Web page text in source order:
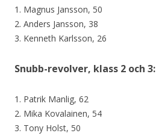
1. Magnus Jansson, 50
2. Anders Jansson, 38
3. Kenneth Karlsson, 26
Snubb-revolver, klass 2 och 3:
1. Patrik Manlig, 62
2. Mika Kovalainen, 54
3. Tony Holst, 50